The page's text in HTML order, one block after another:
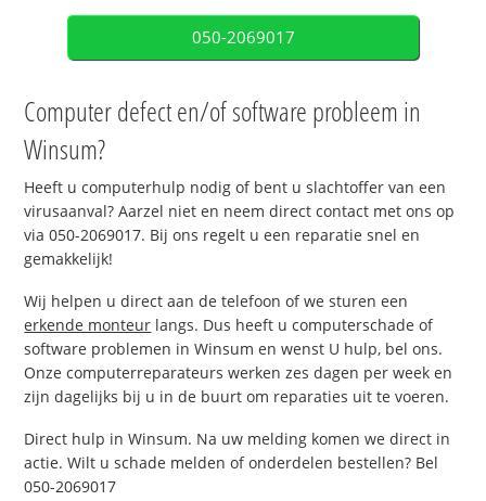
050-2069017
Computer defect en/of software probleem in
Winsum?
Heeft u computerhulp nodig of bent u slachtoffer van een
virusaanval? Aarzel niet en neem direct contact met ons op
via 050-2069017. Bij ons regelt u een reparatie snel en
gemakkelijk!
Wij helpen u direct aan de telefoon of we sturen een
erkende monteur langs. Dus heeft u computerschade of
software problemen in Winsum en wenst U hulp, bel ons.
Onze computerreparateurs werken zes dagen per week en
zijn dagelijks bij u in de buurt om reparaties uit te voeren.
Direct hulp in Winsum. Na uw melding komen we direct in
actie. Wilt u schade melden of onderdelen bestellen? Bel
050-2069017